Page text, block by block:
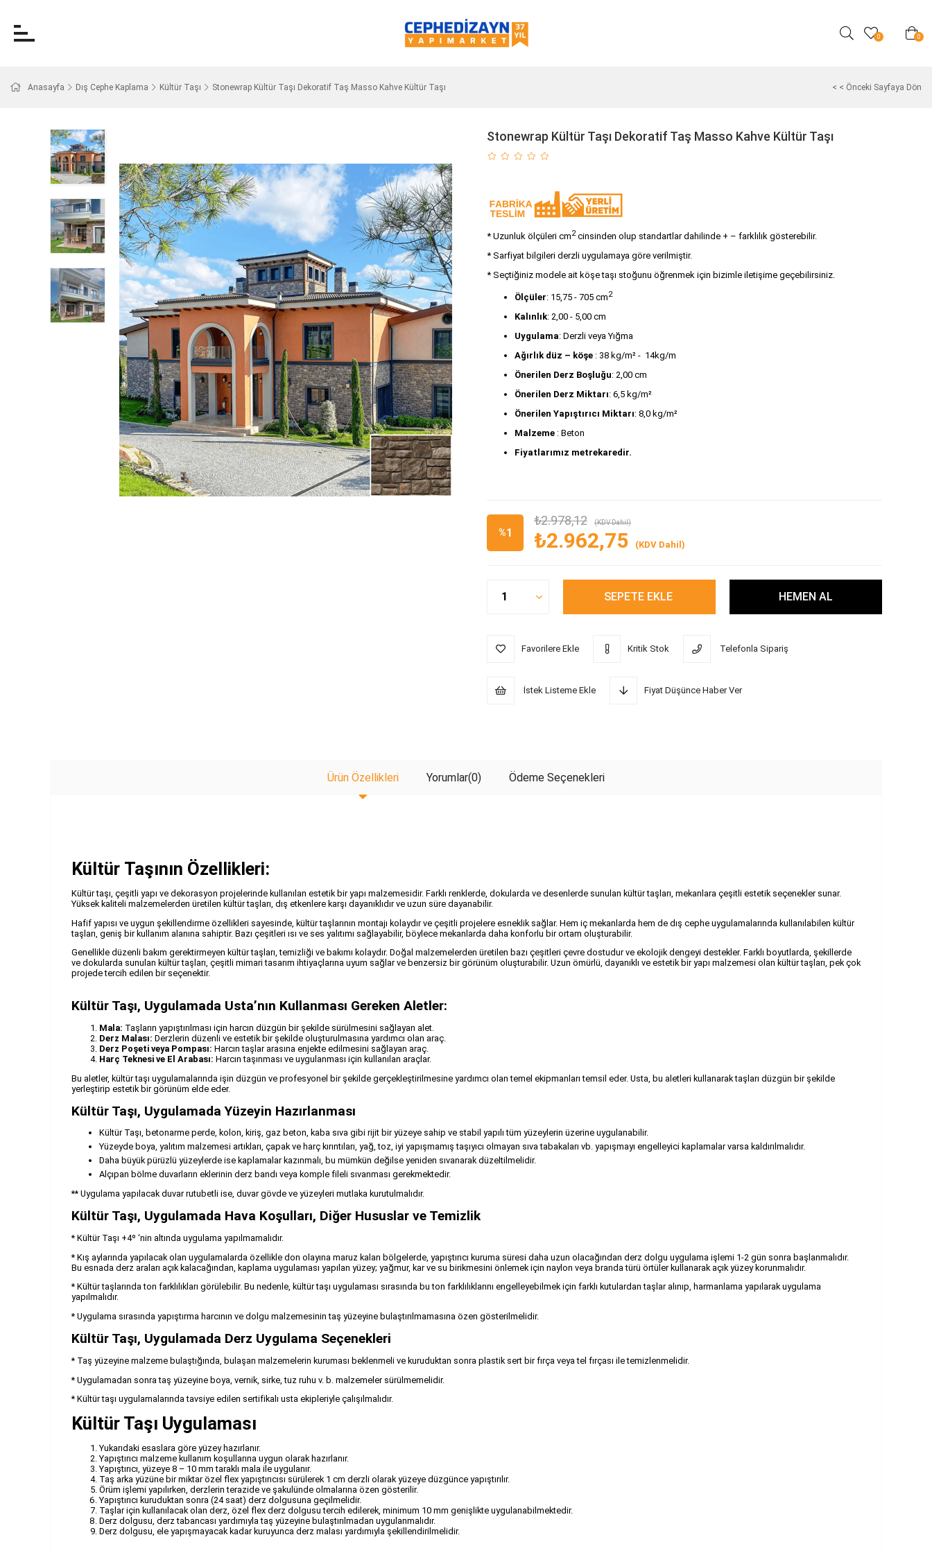
0 0
Anasayfa Dış Cephe Kaplama Kültür Taşı Stonewrap Kültür Taşı Dekoratif Taş Masso Kahve Kültür Taşı < < Önceki Sayfaya Dön
Stonewrap Kültür Taşı Dekoratif Taş Masso Kahve Kültür Taşı
* Uzunluk ölçüleri cm2cinsinden olup standartlar dahilinde + – farklılık gösterebilir.
* Sarfiyat bilgileri derzli uygulamaya göre verilmiştir.
* Seçtiğiniz modele ait köşe taşı stoğunu öğrenmek için bizimle iletişime geçebilirsiniz.
Ölçüler: 15,75 - 705 cm2
Kalınlık: 2,00 - 5,00 cm
Uygulama: Derzli veya Yığma
Ağırlık düz – köşe : 38 kg/m² -  14kg/m
Önerilen Derz Boşluğu: 2,00 cm
Önerilen Derz Miktarı: 6,5 kg/m²
Önerilen Yapıştırıcı Miktarı: 8,0 kg/m²
Malzeme : Beton
Fiyatlarımız metrekaredir.
%1
₺2.978,12 (KDV Dahil)
₺2.962,75 (KDV Dahil)
Favorilere Ekle Kritik Stok Telefonla Sipariş
İstek Listeme Ekle Fiyat Düşünce Haber Ver
Ürün Özellikleri Yorumlar(0) Ödeme Seçenekleri
Kültür Taşının Özellikleri:
Kültür taşı, çeşitli yapı ve dekorasyon projelerinde kullanılan estetik bir yapı malzemesidir. Farklı renklerde, dokularda ve desenlerde sunulan kültür taşları, mekanlara çeşitli estetik seçenekler sunar.
Yüksek kaliteli malzemelerden üretilen kültür taşları, dış etkenlere karşı dayanıklıdır ve uzun süre dayanabilir.
Hafif yapısı ve uygun şekillendirme özellikleri sayesinde, kültür taşlarının montajı kolaydır ve çeşitli projelere esneklik sağlar. Hem iç mekanlarda hem de dış cephe uygulamalarında kullanılabilen kültür
taşları, geniş bir kullanım alanına sahiptir. Bazı çeşitleri ısı ve ses yalıtımı sağlayabilir, böylece mekanlarda daha konforlu bir ortam oluşturabilir.
Genellikle düzenli bakım gerektirmeyen kültür taşları, temizliği ve bakımı kolaydır. Doğal malzemelerden üretilen bazı çeşitleri çevre dostudur ve ekolojik dengeyi destekler. Farklı boyutlarda, şekillerde
ve dokularda sunulan kültür taşları, çeşitli mimari tasarım ihtiyaçlarına uyum sağlar ve benzersiz bir görünüm oluşturabilir. Uzun ömürlü, dayanıklı ve estetik bir yapı malzemesi olan kültür taşları, pek çok
projede tercih edilen bir seçenektir.
Kültür Taşı, Uygulamada Usta’nın Kullanması Gereken Aletler:
Mala: Taşların yapıştırılması için harcın düzgün bir şekilde sürülmesini sağlayan alet.
Derz Malası: Derzlerin düzenli ve estetik bir şekilde oluşturulmasına yardımcı olan araç.
Derz Poşeti veya Pompası: Harcın taşlar arasına enjekte edilmesini sağlayan araç.
Harç Teknesi ve El Arabası: Harcın taşınması ve uygulanması için kullanılan araçlar.
Bu aletler, kültür taşı uygulamalarında işin düzgün ve profesyonel bir şekilde gerçekleştirilmesine yardımcı olan temel ekipmanları temsil eder. Usta, bu aletleri kullanarak taşları düzgün bir şekilde
yerleştirip estetik bir görünüm elde eder.
Kültür Taşı, Uygulamada Yüzeyin Hazırlanması
Kültür Taşı, betonarme perde, kolon, kiriş, gaz beton, kaba sıva gibi rijit bir yüzeye sahip ve stabil yapılı tüm yüzeylerin üzerine uygulanabilir.
Yüzeyde boya, yalıtım malzemesi artıkları, çapak ve harç kırıntıları, yağ, toz, iyi yapışmamış taşıyıcı olmayan sıva tabakaları vb. yapışmayı engelleyici kaplamalar varsa kaldırılmalıdır.
Daha büyük pürüzlü yüzeylerde ise kaplamalar kazınmalı, bu mümkün değilse yeniden sıvanarak düzeltilmelidir.
Alçıpan bölme duvarların eklerinin derz bandı veya komple fileli sıvanması gerekmektedir.
** Uygulama yapılacak duvar rutubetli ise, duvar gövde ve yüzeyleri mutlaka kurutulmalıdır.
Kültür Taşı, Uygulamada Hava Koşulları, Diğer Hususlar ve Temizlik
* Kültür Taşı +4º ‘nin altında uygulama yapılmamalıdır.
* Kış aylarında yapılacak olan uygulamalarda özellikle don olayına maruz kalan bölgelerde, yapıştırıcı kuruma süresi daha uzun olacağından derz dolgu uygulama işlemi 1-2 gün sonra başlanmalıdır.
Bu esnada derz araları açık kalacağından, kaplama uygulaması yapılan yüzey; yağmur, kar ve su birikmesini önlemek için naylon veya branda türü örtüler kullanarak açık yüzey korunmalıdır.
* Kültür taşlarında ton farklılıkları görülebilir. Bu nedenle, kültür taşı uygulaması sırasında bu ton farklılıklarını engelleyebilmek için farklı kutulardan taşlar alınıp, harmanlama yapılarak uygulama
yapılmalıdır.
* Uygulama sırasında yapıştırma harcının ve dolgu malzemesinin taş yüzeyine bulaştırılmamasına özen gösterilmelidir.
Kültür Taşı, Uygulamada Derz Uygulama Seçenekleri
* Taş yüzeyine malzeme bulaştığında, bulaşan malzemelerin kuruması beklenmeli ve kuruduktan sonra plastik sert bir fırça veya tel fırçası ile temizlenmelidir.
* Uygulamadan sonra taş yüzeyine boya, vernik, sirke, tuz ruhu v. b. malzemeler sürülmemelidir.
* Kültür taşı uygulamalarında tavsiye edilen sertifikalı usta ekipleriyle çalışılmalıdır.
Kültür Taşı Uygulaması
Yukarıdaki esaslara göre yüzey hazırlanır.
Yapıştırıcı malzeme kullanım koşullarına uygun olarak hazırlanır.
Yapıştırıcı, yüzeye 8 – 10 mm taraklı mala ile uygulanır.
Taş arka yüzüne bir miktar özel flex yapıştırıcısı sürülerek 1 cm derzli olarak yüzeye düzgünce yapıştırılır.
Örüm işlemi yapılırken, derzlerin terazide ve şakulünde olmalarına özen gösterilir.
Yapıştırıcı kuruduktan sonra (24 saat) derz dolgusuna geçilmelidir.
Taşlar için kullanılacak olan derz, özel flex derz dolgusu tercih edilerek, minimum 10 mm genişlikte uygulanabilmektedir.
Derz dolgusu, derz tabancası yardımıyla taş yüzeyine bulaştırılmadan uygulanmalıdır.
Derz dolgusu, ele yapışmayacak kadar kuruyunca derz malası yardımıyla şekillendirilmelidir.